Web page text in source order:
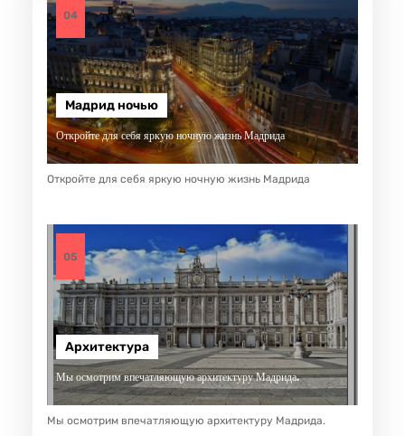
04
Мадрид ночью
Откройте для себя яркую ночную жизнь Мадрида
Откройте для себя яркую ночную жизнь Мадрида
05
Архитектура
Мы осмотрим впечатляющую архитектуру Мадрида.
Мы осмотрим впечатляющую архитектуру Мадрида.